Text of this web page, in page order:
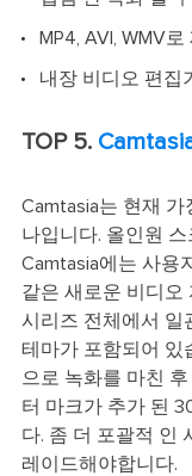
MP4, AVI, WMV
내장 비디오 편집
TOP 5.
Camtasia는 현재
나입니다. 올인원
Camtasia에는 사용
같은 새로운 비디오
시리즈 전체에서 일
테마가 포함되어 있
으로 녹화를 마친
터 마크가 추가 된
다. 좀 더 포괄적 인
레이드해야합니다.